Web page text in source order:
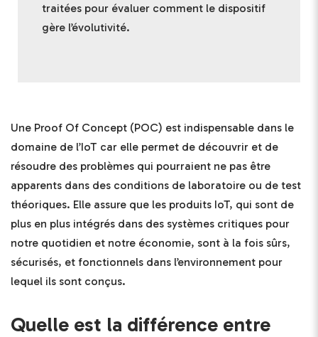
traitées pour évaluer comment le dispositif
gère l’évolutivité.
Une Proof Of Concept (POC) est indispensable dans le
domaine de l’IoT car elle permet de découvrir et de
résoudre des problèmes qui pourraient ne pas être
apparents dans des conditions de laboratoire ou de test
théoriques. Elle assure que les produits IoT, qui sont de
plus en plus intégrés dans des systèmes critiques pour
notre quotidien et notre économie, sont à la fois sûrs,
sécurisés, et fonctionnels dans l’environnement pour
lequel ils sont conçus.
Quelle est la différence entre